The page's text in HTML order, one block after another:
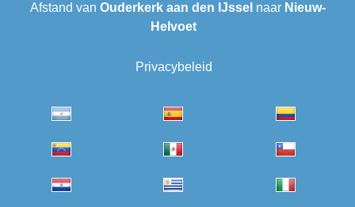
Afstand van Ouderkerk aan den IJssel naar Nieuw-
Helvoet
Privacybeleid